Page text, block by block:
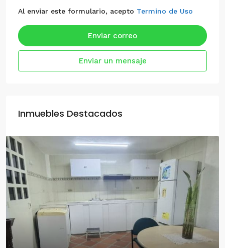
Al enviar este formulario, acepto Termino de Uso
Enviar correo
Enviar un mensaje
Inmuebles Destacados